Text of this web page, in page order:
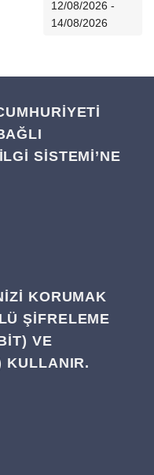
12/08/2026 -
14/08/2026
SİSTEMİ’NE
KORUMAK
ŞIFRELEME
VE
KULLANIR.